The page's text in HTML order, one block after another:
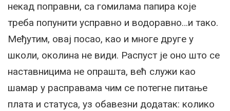
некад поправни, са гомилама папира које
треба попунити усправно и водоравно…и тако.
Међутим, овај посао, као и многе друге у
школи, околина не види. Распуст је оно што се
наставницима не опрашта, већ служи као
шамар у расправама чим се потегне питање
плата и статуса, уз обавезни додатак: колико